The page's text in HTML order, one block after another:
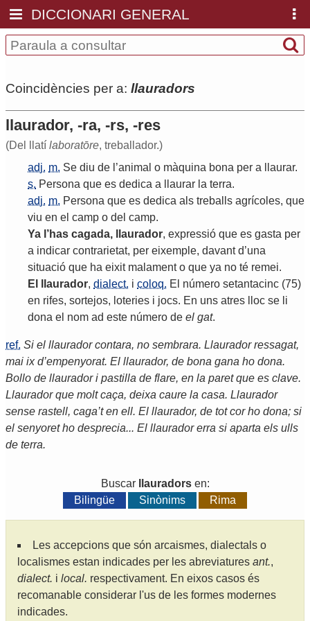
DICCIONARI GENERAL
Coincidències per a: llauradors
llaurador, -ra, -rs, -res
(Del llatí laboratōre, treballador.)
adj. m. Se diu de ’animal o màquina bona per a llaurar.
s. Persona que es dedica a llaurar la terra.
adj. m. Persona que es dedica als treballs agrícoles, que
viu en el camp o del camp.
Ya ’has cagada, llaurador, expressió que es gasta per
a indicar contrarietat, per eixemple, davant d’una
situació que ha eixit malament o que ya no té remei.
El
llaurador, dialect. i coloq. El número setantacinc (75)
en rifes, sortejos, loteries i jocs. En uns atres lloc se li
dona el nom ad este número de el gat.
ref. Si el llaurador contara, no sembrara. Llaurador ressagat,
mai ix d’empenyorat. El llaurador, de bona gana ho dona.
Bollo de llaurador i pastilla de flare, en la paret que es clave.
Llaurador que molt caça, deixa caure la casa. Llaurador
sense rastell, caga’t en ell. El llaurador, de tot cor ho dona; si
el senyoret ho desprecia... El llaurador erra si aparta els ulls
de terra.
Buscar llauradorsen:
Bilingüe
Sinònims Rima
Les accepcions que són arcaismes, dialectals o
localismes estan indicades per les abreviatures ant.,
dialect. i local. respectivament. En eixos casos és
recomanable considerar l'us de les formes modernes
indicades.